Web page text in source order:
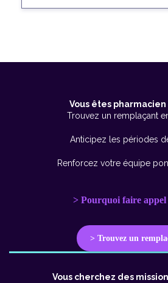
Vous êtes
Trouvez un remplaçant
Anticipez les périodes
Renforcez votre équipe
> Pourquoi faire appel
> Trouvez un
Vous cherchez des